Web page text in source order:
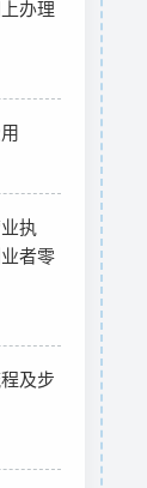
办理
执
者零
及步